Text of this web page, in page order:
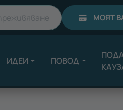
МОЯТ
ИДЕИ ПОВОД